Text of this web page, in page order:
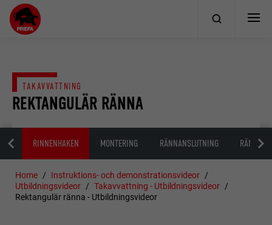
REKTANGULÄR RÄNNA
TAKAVVATTNING
RINNENHAKEN MONTERING RÄNNANSLUTNING
Home
Instruktions- och demonstrationsvideor
Utbildningsvideor
Takavvattning - Utbildningsvideor
Rektangulär ränna - Utbildningsvideor